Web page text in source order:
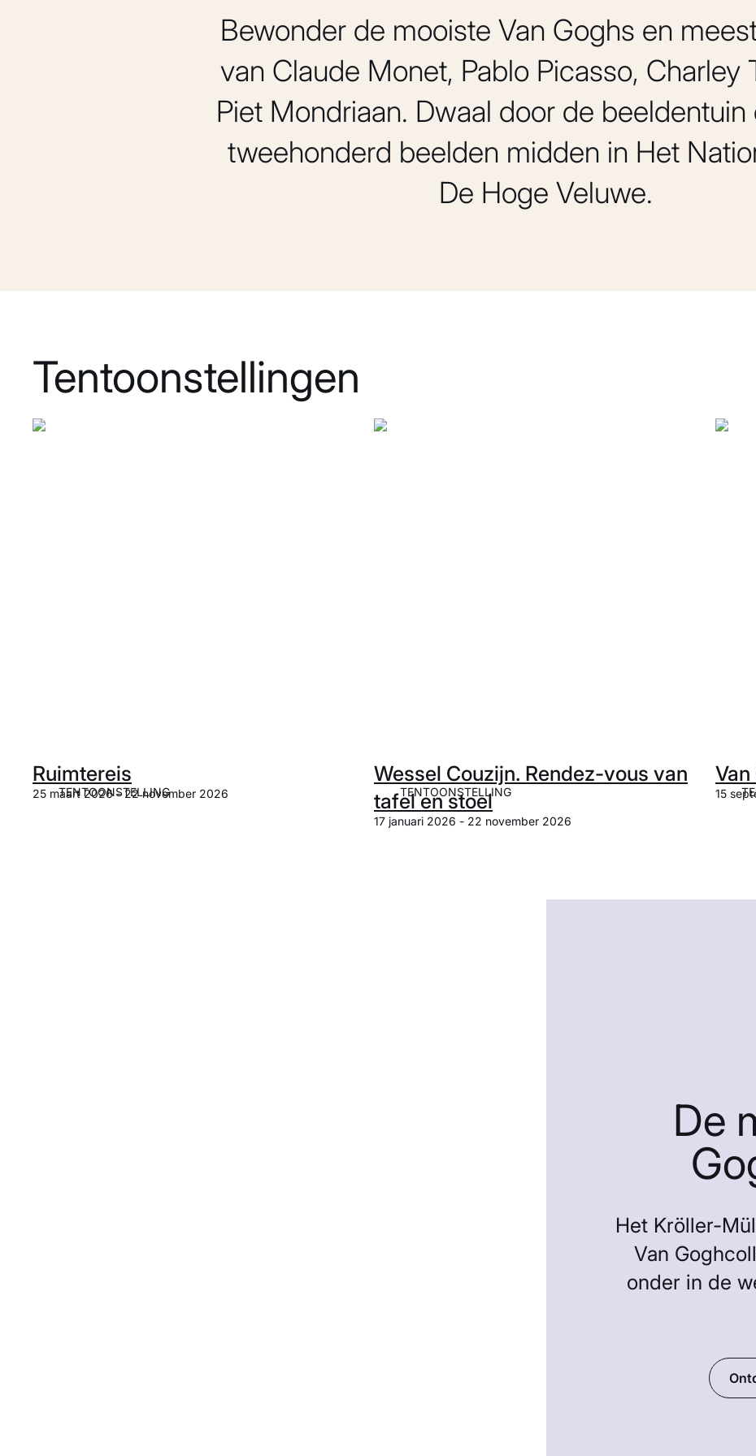
Bewonder de mooiste Van Goghs en
van Claude Monet, Pablo Picasso, Charley
Piet Mondriaan. Dwaal door de
tweehonderd beelden midden in Het
De Hoge Veluwe.
Tentoonstellingen
TENTOONSTELLING
Ruimtereis
25 maart 2026 - 22 november 2026 TENTOONSTELLING
Wessel Couzijn. Rendez-vous van
tafel en stoel
17 januari 2026 - 22 november 2026
15
De
Het Kröller-
Van
onder in de